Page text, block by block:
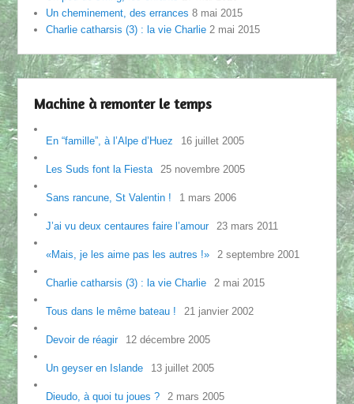
Un cheminement, des errances 8 mai 2015
Charlie catharsis (3) : la vie Charlie 2 mai 2015
Machine à remonter le temps
En “famille”, à l’Alpe d’Huez 16 juillet 2005
Les Suds font la Fiesta 25 novembre 2005
Sans rancune, St Valentin ! 1 mars 2006
J’ai vu deux centaures faire l’amour 23 mars 2011
«Mais, je les aime pas les autres !» 2 septembre 2001
Charlie catharsis (3) : la vie Charlie 2 mai 2015
Tous dans le même bateau ! 21 janvier 2002
Devoir de réagir 12 décembre 2005
Un geyser en Islande 13 juillet 2005
Dieudo, à quoi tu joues ? 2 mars 2005